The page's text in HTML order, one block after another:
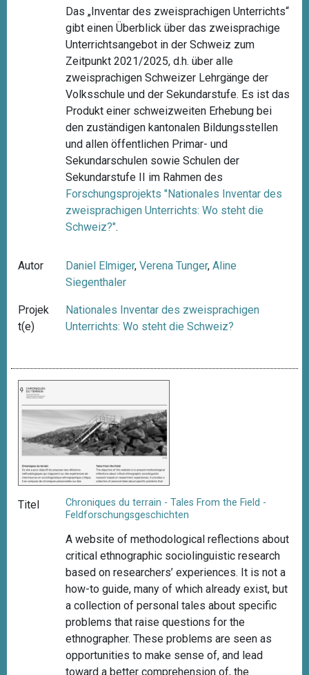
Das „Inventar des zweisprachigen Unterrichts“
gibt einen Überblick über das zweisprachige
Unterrichtsangebot in der Schweiz zum
Zeitpunkt 2021/2025, d.h. über alle
zweisprachigen Schweizer Lehrgänge der
Volksschule und der Sekundarstufe. Es ist das
Produkt einer schweizweiten Erhebung bei
den zuständigen kantonalen Bildungsstellen
und allen öffentlichen Primar- und
Sekundarschulen sowie Schulen der
Sekundarstufe II im Rahmen des
Forschungsprojekts "Nationales Inventar des
zweisprachigen Unterrichts: Wo steht die
Schweiz?".
Autor Daniel Elmiger,Verena Tunger,Aline
Siegenthaler
Projek
t(e)
Nationales Inventar des zweisprachigen
Unterrichts: Wo steht die Schweiz?
Titel
Chroniques du terrain - Tales From the Field -
Feldforschungsgeschichten
A website of methodological reflections about
critical ethnographic sociolinguistic research
based on researchers’ experiences. It is not a
how-to guide, many of which already exist, but
a collection of personal tales about specific
problems that raise questions for the
ethnographer. These problems are seen as
opportunities to make sense of, and lead
toward a better comprehension of, the